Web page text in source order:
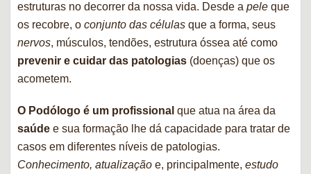
estruturas no decorrer da nossa vida. Desde a pele que
os recobre, o conjunto das células que a forma, seus
nervos, músculos, tendões, estrutura óssea até como
prevenir e cuidar das patologias (doenças) que os
acometem.
O Podólogo é um profissional que atua na área da
saúde e sua formação lhe dá capacidade para tratar de
casos em diferentes níveis de patologias.
Conhecimento, atualização e, principalmente, estudo